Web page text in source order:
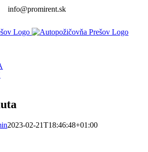
info@promirent.sk
2023-02-21T18:46:48+01:00